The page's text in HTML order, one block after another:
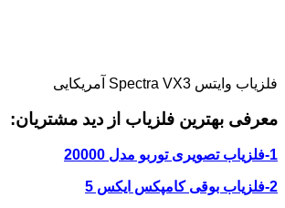
فلزیاب وایتس Spectra VX3 آمریکایی
معرفی بهترین فلزیاب از دید مشتریان:
1-فلزیاب تصویری توربو مدل 20000
2-فلزیاب بوقی کامپکس ایکس 5